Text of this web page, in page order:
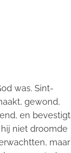
was. Sint-
gewond,
en bevestigt
niet droomde
maar